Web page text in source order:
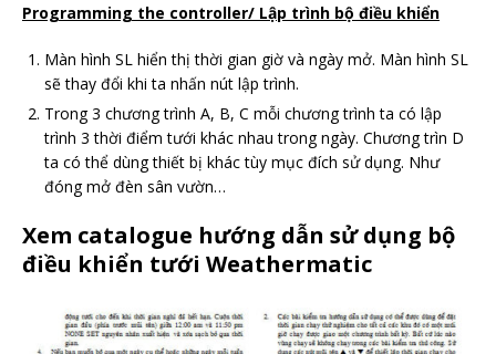
Programming the controller/ Lập trình bộ điều khiển
Màn hình SL hiển thị thời gian giờ và ngày mở. Màn hình SL
sẽ thay đổi khi ta nhấn nút lập trình.
Trong 3 chương trình A, B, C mỗi chương trình ta có lập
trình 3 thời điểm tưới khác nhau trong ngày. Chương trìn D
ta có thể dùng thiết bị khác tùy mục đích sử dụng. Như
đóng mở đèn sân vườn…
Xem catalogue hướng dẫn sử dụng bộ
điều khiển tưới Weathermatic